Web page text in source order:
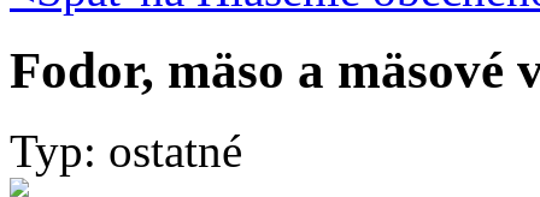
Fodor, mäso a mäsové
Typ: ostatné